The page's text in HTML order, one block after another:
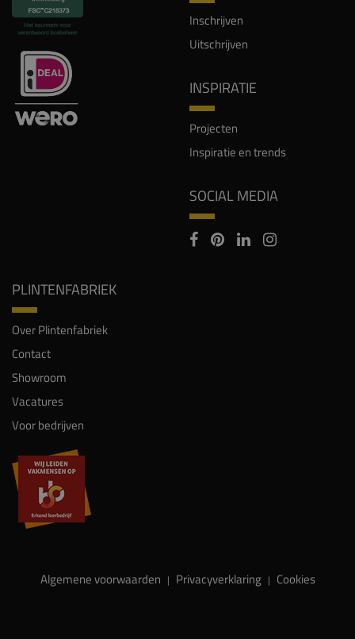
Inschrijven
Uitschrijven
INSPIRATIE
Projecten
Inspiratie en trends
SOCIAL MEDIA
PLINTENFABRIEK
Over Plintenfabriek
Contact
Showroom
Vacatures
Voor bedrijven
Algemene voorwaarden | Privacyverklaring | Cookies